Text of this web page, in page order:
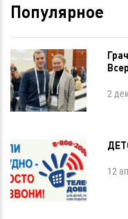
Популярное
2
12